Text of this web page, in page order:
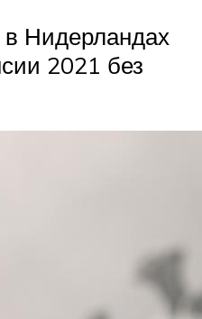
Нидерландах
2021 без